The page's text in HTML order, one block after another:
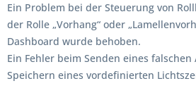
Ein Problem bei der Steuerung von
der Rolle „Vorhang“ oder
Dashboard wurde behoben.
Ein Fehler beim Senden eines
Speichern eines vordefinierten